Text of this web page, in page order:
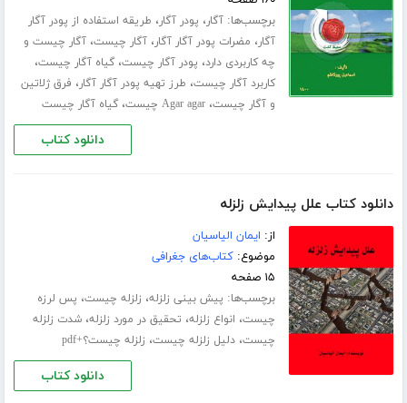
برچسب‌ها:آگار، پودر آگار، طریقه استفاده از پودر آگار
آگار، مضرات پودر آگار آگار،آگار چیست،آگار چیست و
چه کاربردی دارد، پودر آگار چیست،گیاه آگار چیست،
کاربرد آگار چیست، طرز تهیه پودر آگار آگار، فرق ژلاتین
و آگار چیست،Agar agar چیست ،گیاه آگار چیست
دانلود کتاب
دانلود کتاب علل پیدایش زلزله
از: ایمان الیاسیان
موضوع:کتاب‌های جغرافی
۱۵ صفحه
برچسب‌ها: پیش بینی زلزله، زلزله چیست، پس لرزه
چیست، انواع زلزله، تحقیق در مورد زلزله،شدت زلزله
چیست،دلیل زلزله چیست، زلزله چیست؟+pdf
دانلود کتاب